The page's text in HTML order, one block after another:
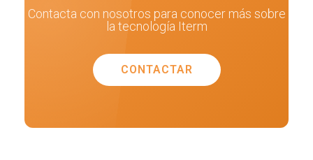
Contacta con nosotros para conocer más sobre
la tecnología Iterm
CONTACTAR